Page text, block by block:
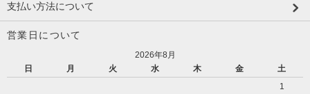
支払い方法について
営業日について
2026年8月
日
月 火 水 木 金
土
1